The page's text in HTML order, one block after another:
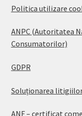
Politica utilizare
ANPC (Autoritatea
Consumatorilor)
GDPR
Soluționarea
ANF – certificat